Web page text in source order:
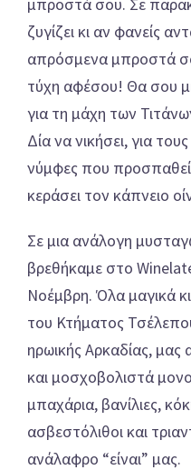
ζυγίζει κι αν φανείς
απρόσμενα μπροστά
τύχη αφέσου! Θα σου
για τη μάχη των
Δία να νικήσει, για
νύμφες που
κεράσει τον κάπνειο
Σε μια ανάλογη
βρεθήκαμε στο
Νοέμβρη. Όλα μαγικά
του Κτήματος
ηρωικής Αρκαδίας,
και μοσχοβολιστά
μπαχάρια, βανίλιες,
ασβεστόλιθοι και
ανάλαφρο “είναι” μας.